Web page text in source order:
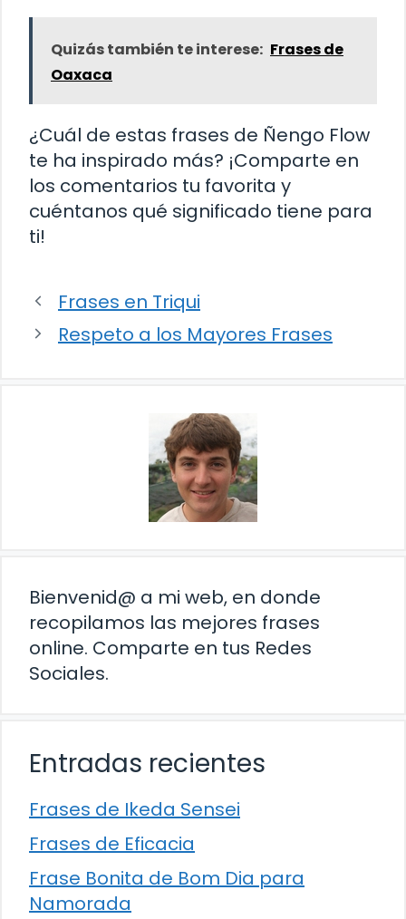
Quizás también te interese: Frases de
Oaxaca
¿Cuál de estas frases de Ñengo Flow
te ha inspirado más? ¡Comparte en
los comentarios tu favorita y
cuéntanos qué significado tiene para
ti!
Frases en Triqui
Respeto a los Mayores Frases
Bienvenid@ a mi web, en donde
recopilamos las mejores frases
online. Comparte en tus Redes
Sociales.
Entradas recientes
Frases de Ikeda Sensei
Frases de Eficacia
Frase Bonita de Bom Dia para
Namorada